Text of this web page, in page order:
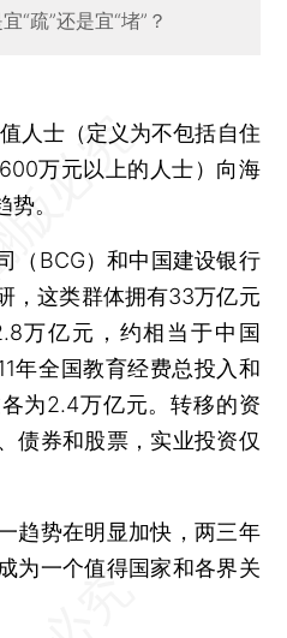
“疏”还是宜“堵”？
士（定义为不包括自住
万元以上的人士）向海
。
BCG）和中国建设银行
，这类群体拥有33万亿元
万亿元，约相当于中国
年全国教育经费总投入和
为2.4万亿元。转移的资
债券和股票，实业投资仅
势在明显加快，两三年
为一个值得国家和各界关